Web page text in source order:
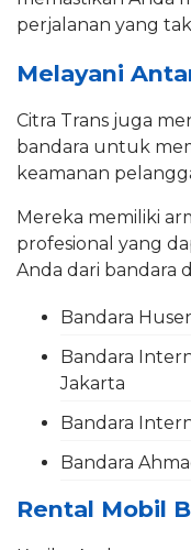
perjalanan yang
Melayani
Citra Trans juga
bandara untuk
keamanan
Mereka memiliki
profesional yang
Anda dari bandara
Bandara
Bandara
Jakarta
Bandara
Bandara
Rental Mobil